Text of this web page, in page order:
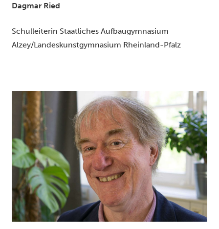
Dagmar Ried
Schulleiterin Staatliches Aufbaugymnasium
Alzey/Landeskunstgymnasium Rheinland-Pfalz